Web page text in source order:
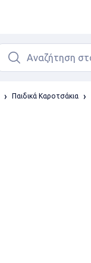
Παιδικά Καροτσάκια